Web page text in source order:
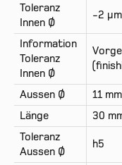
Toleranz
Innen Ø
-2
Information
Toleranz
Innen Ø
Aussen Ø
11 mm
Länge
30
Toleranz
Aussen Ø
h5